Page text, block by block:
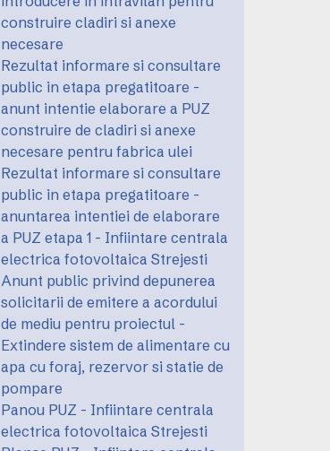
construire cladiri si anexe
necesare
Rezultat informare si consultare
public in etapa pregatitoare -
anunt intentie elaborare a PUZ
construire de cladiri si anexe
necesare pentru fabrica ulei
Rezultat informare si consultare
public in etapa pregatitoare -
anuntarea intentiei de elaborare
a PUZ etapa 1 - Infiintare centrala
electrica fotovoltaica Strejesti
Anunt public privind depunerea
solicitarii de emitere a acordului
de mediu pentru proiectul -
Extindere sistem de alimentare cu
apa cu foraj, rezervor si statie de
pompare
Panou PUZ - Infiintare centrala
electrica fotovoltaica Strejesti